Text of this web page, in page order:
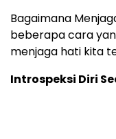
Bagaimana
beberapa cara
menjaga hati kita
Introspeksi Diri